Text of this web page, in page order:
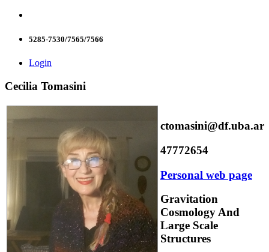
5285-7530/7565/7566
Login
Cecilia Tomasini
ctomasini@df.uba.ar
47772654
Personal web page
Gravitation
Cosmology And
Large Scale
Structures